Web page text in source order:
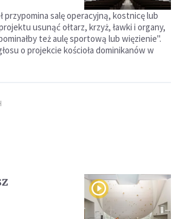
przypomina salę operacyjną, kostnicę lub
usunąć ołtarz, krzyż, ławki i organy,
też aulę sportową lub więzienie".
o projekcie kościoła dominikanów w